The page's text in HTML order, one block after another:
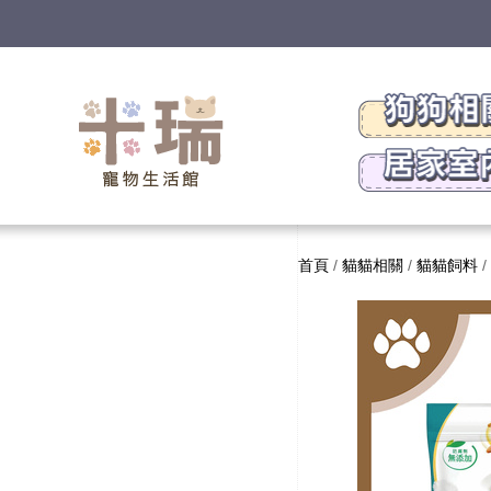
首頁 / 貓貓相關 / 貓貓飼料 /